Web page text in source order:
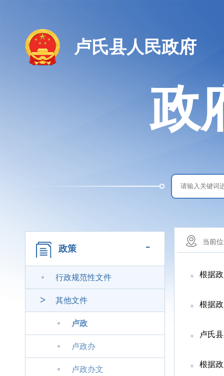
卢氏县人民政府
政
政策 -
行政规范性文件
其他文件
卢政
卢政办
卢政办文
当前
根据
根据
卢氏
根据